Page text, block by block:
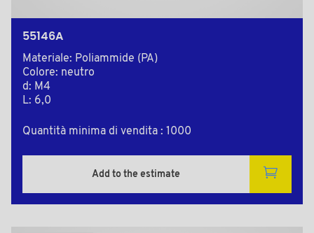
55146A
Materiale: Poliammide (PA)
Colore: neutro
d: M4
L: 6,0
Quantità minima di vendita : 1000
Add to the estimate